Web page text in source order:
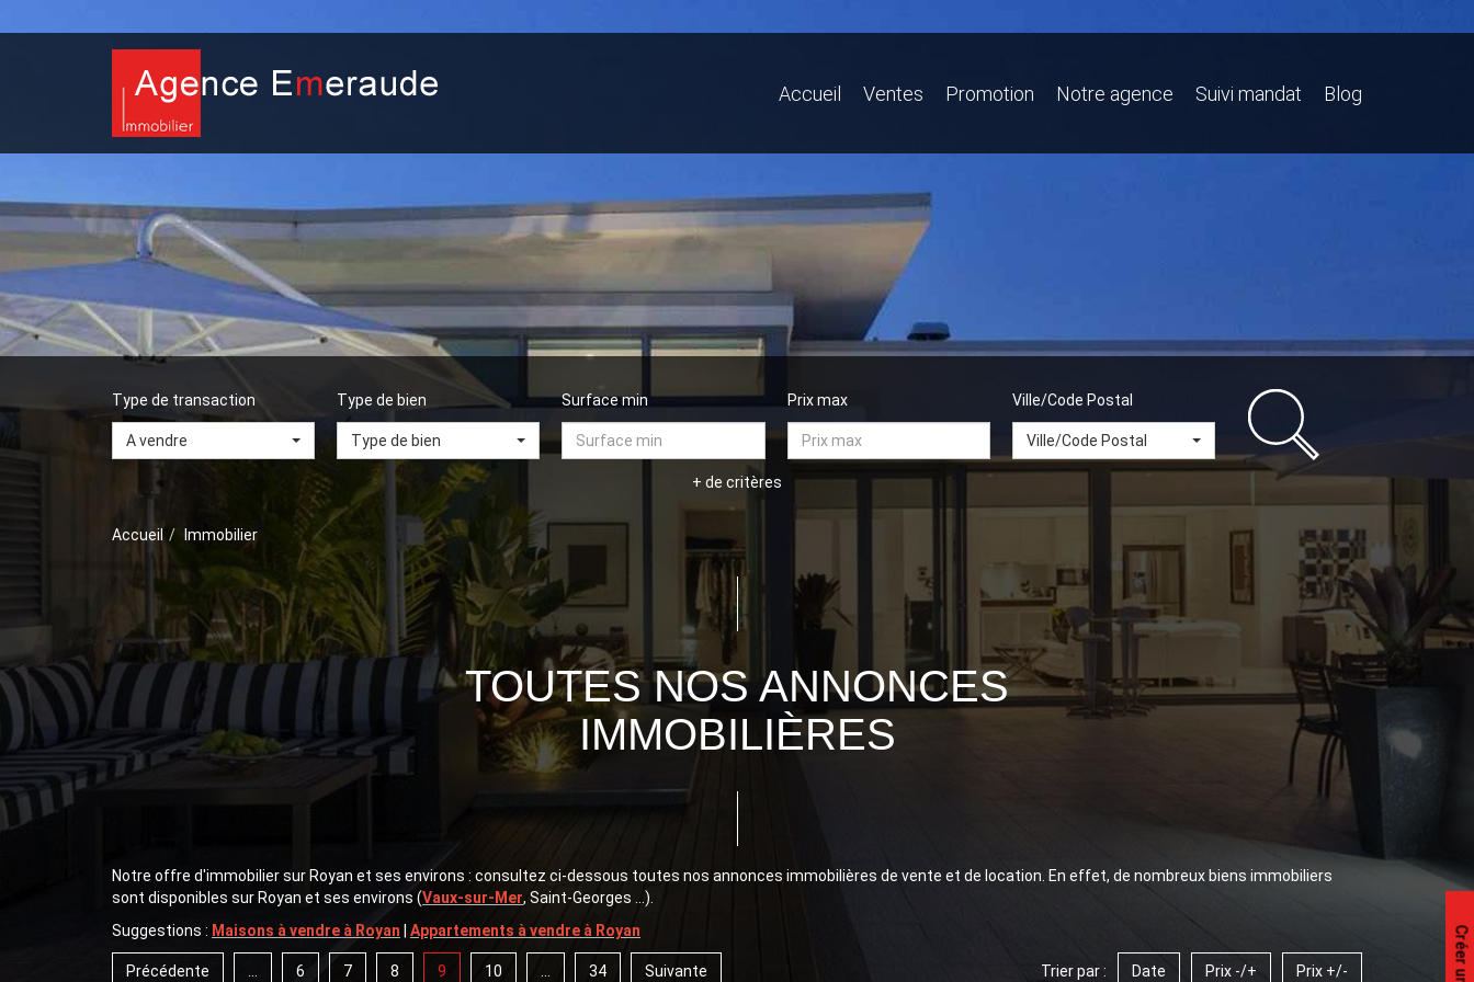
Accueil Ventes Promotion Notre agence Suivi mandat Blog
Type de transaction
A vendre
Type de bien
Type de bien
Surface min Prix max Ville/Code Postal
Ville/Code Postal
+ de critères
Accueil Immobilier
TOUTES NOS ANNONCES
IMMOBILIÈRES
Notre offre d'immobilier sur Royan et ses environs : consultez ci-dessous toutes nos annonces immobilières de vente et de location. En effet, de nombreux biens immobiliers
sont disponibles sur Royan et ses environs (Vaux-sur-Mer, Saint-Georges ...).
Suggestions : Maisons à vendre à Royan Appartements à vendre à Royan
Précédente 6 7 8 9 10 34 Suivante Trier par : Date Prix -/+ Prix +/-